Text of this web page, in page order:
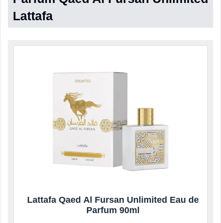
Lattafa
Lattafa Qaed Al Fursan Unlimited Eau de
Parfum 90ml